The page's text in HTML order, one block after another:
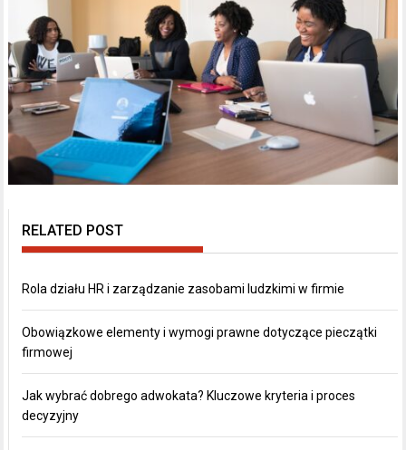
RELATED POST
Rola działu HR i zarządzanie zasobami ludzkimi w firmie
Obowiązkowe elementy i wymogi prawne dotyczące pieczątki
firmowej
Jak wybrać dobrego adwokata? Kluczowe kryteria i proces
decyzyjny